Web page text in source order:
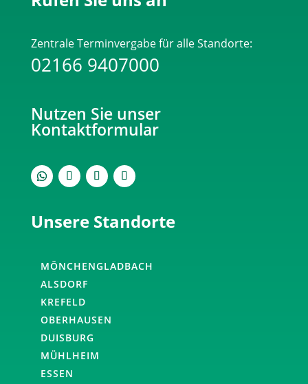
Mensch
bist.
die
geforderten
Zentrale Terminvergabe für alle Standorte:
02166 9407000
Nutzen Sie unser
Kontaktformular
Unsere Standorte
MÖNCHENGLADBACH
ALSDORF
KREFELD
OBERHAUSEN
DUISBURG
MÜHLHEIM
ESSEN